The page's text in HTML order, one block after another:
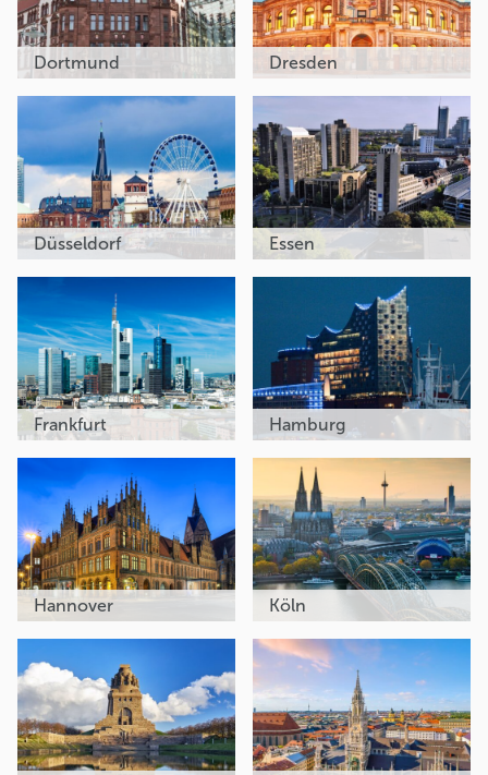
Dortmund Dresden
Düsseldorf Essen
Frankfurt Hamburg
Hannover Köln